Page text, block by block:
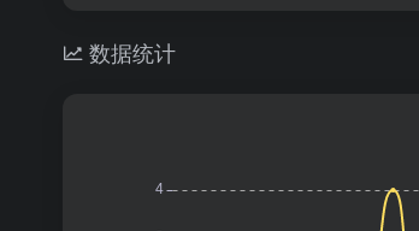
数据统计